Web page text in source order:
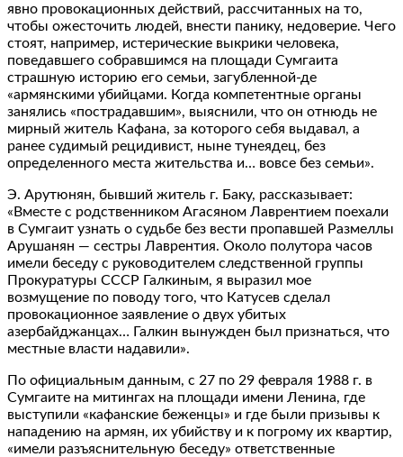
явно провокационных действий, рассчитанных на то,
чтобы ожесточить людей, внести панику, недоверие. Чего
стоят, например, истерические выкрики человека,
поведавшего собравшимся на площади Сумгаита
страшную историю его семьи, загубленной-де
«армянскими убийцами. Когда компетентные органы
занялись «пострадавшим», выяснили, что он отнюдь не
мирный житель Кафана, за которого себя выдавал, а
ранее судимый рецидивист, ныне тунеядец, без
определенного места жительства и… вовсе без семьи».
Э. Арутюнян, бывший житель г. Баку, рассказывает:
«Вместе с родственником Агасяном Лаврентием поехали
в Сумгаит узнать о судьбе без вести пропавшей Размеллы
Арушанян — сестры Лаврентия. Около полутора часов
имели беседу с руководителем следственной группы
Прокуратуры СССР Галкиным, я выразил мое
возмущение по поводу того, что Катусев сделал
провокационное заявление о двух убитых
азербайджанцах… Галкин вынужден был признаться, что
местные власти надавили».
По официальным данным, с 27 по 29 февраля 1988 г. в
Сумгаите на митингах на площади имени Ленина, где
выступили «кафанские беженцы» и где были призывы к
нападению на армян, их убийству и к погрому их квартир,
«имели разъяснительную беседу» ответственные